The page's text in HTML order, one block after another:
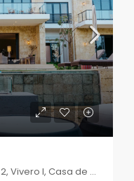
Casa de Campo, Calle Vivero I - 2, Vivero I, Casa de Campo, La Romana, 22000, República Dominicana